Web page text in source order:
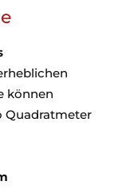
können
Quadratmeter